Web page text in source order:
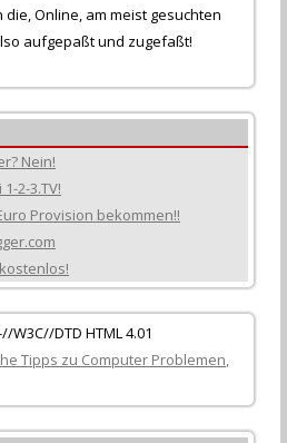
Online, am meist gesuchten
aufgepaßt und zugefaßt!
Nein!
2-3.TV!
Provision bekommen!!
W3C//DTD HTML 4.01
Tipps zu Computer Problemen,